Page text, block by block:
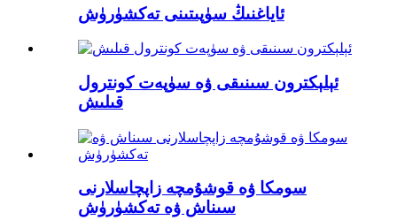
ئاياغنىڭ سۈپىتىنى تەكشۈرۈش
ئېلېكترون سىنىقى ۋە سۈپەت كونترول
قىلىش
سومكا ۋە قوشۇمچە زاپچاسلارنى
سىناش ۋە تەكشۈرۈش